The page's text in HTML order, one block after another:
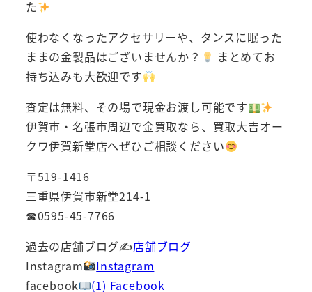
た
使わなくなったアクセサリーや、タンスに眠った
ままの金製品はございませんか？
まとめてお
持ち込みも大歓迎です
査定は無料、その場で現金お渡し可能です
伊賀市・名張市周辺で金買取なら、買取大吉オー
クワ伊賀新堂店へぜひご相談ください
〒519-1416
三重県伊賀市新堂214-1
☎0595-45-7766
過去の店舗ブログ✍店舗ブログ
Instagram
Instagram
facebook
(1) Facebook